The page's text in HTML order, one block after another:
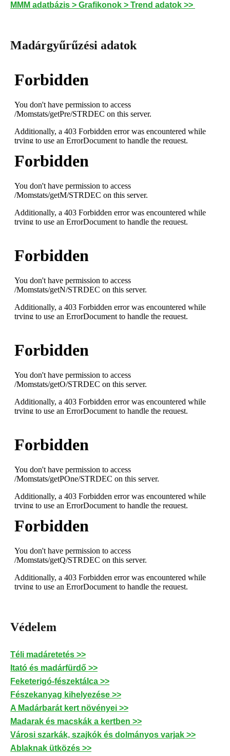
MMM adatbázis > Grafikonok > Trend adatok >>
Madárgyűrűzési adatok
Védelem
Téli madáretetés >>
Itató és madárfürdő >>
Feketerigó-fészektálca >>
Fészekanyag kihelyezése >>
A Madárbarát kert növényei >>
Madarak és macskák a kertben >>
Városi szarkák, szajkók és dolmányos varjak >>
Ablaknak ütközés >>